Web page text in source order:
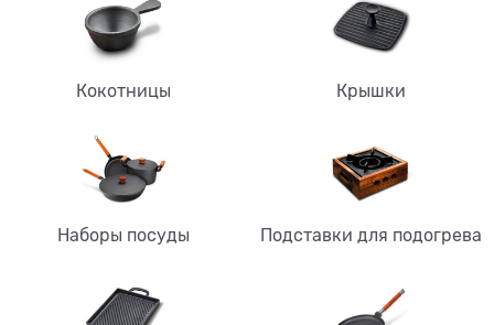
Кокотницы Крышки
Наборы посуды Подставки для подогрева